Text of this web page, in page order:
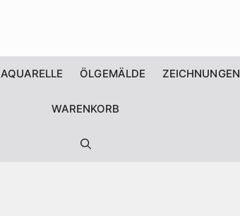
AQUARELLE ÖLGEMÄLDE ZEICHNUNGEN
WARENKORB